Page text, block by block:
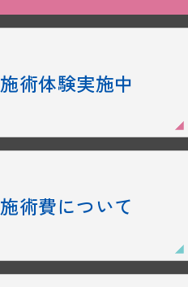
施術体験実施中
施術費について